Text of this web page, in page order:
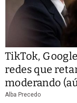
TikTok,
redes que
moderando
Alba Precedo